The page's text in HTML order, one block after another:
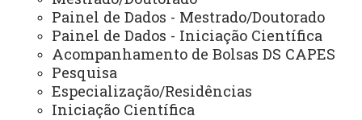
Painel de Dados - Mestrado/Doutorado
Painel de Dados - Iniciação Científica
Acompanhamento de Bolsas DS CAPES
Pesquisa
Especialização/Residências
Iniciação Científica
LATO SENSU - RESIDÊNCIA
Você está aqui:Unioeste
Pró-reitoria de Pesquisa e Pós-graduação - PRPPG
Cursos de Pós-Graduação
Lato Sensu - Residência